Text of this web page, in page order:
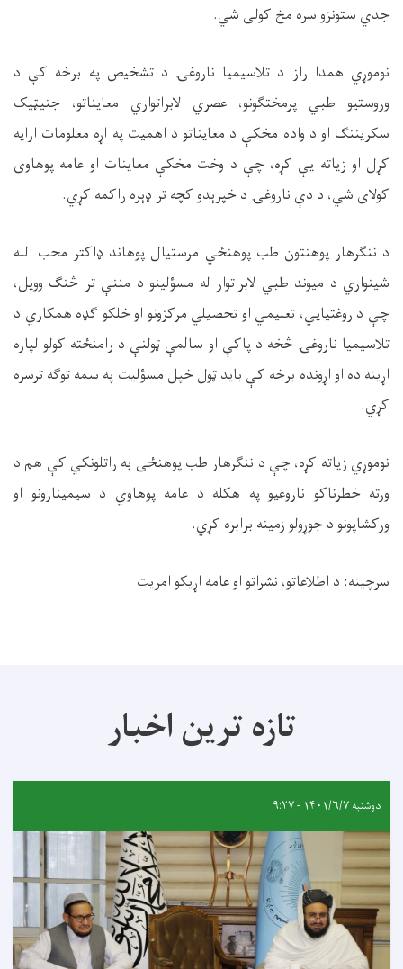
جدي ستونزو سره مخ کولی شي.
نوموړي همدا راز د تلاسیمیا ناروغۍ د تشخیص په برخه کې د
وروستیو طبي پرمختګونو، عصري لابراتواري معایناتو، جنیټیک
سکریننګ او د واده مخکې د معایناتو د اهمیت په اړه معلومات ارایه
کړل او زیاته یې کړه، چې د وخت مخکې معاینات او عامه پوهاوی
کولای شي، د دې ناروغۍ د خپرېدو کچه تر ډېره راکمه کړي.
د ننګرهار پوهنتون طب پوهنځي مرستیال پوهاند ډاکتر محب الله
شینواري د میوند طبي لابراتوار له مسؤلینو د مننې تر څنګ وویل،
چې د روغتیايي، تعلیمي او تحصیلي مرکزونو اوخلکو ګډه همکاري د
تلاسیمیا ناروغۍڅخه د پاکې او سالمې ټولنې د رامنځته کولو لپاره
اړینه ده او اړونده برخه کې باید ټول خپل مسؤلیت په سمه توګه ترسره
کړي.
نوموړي زیاته کړه، چې د ننګرهار طب پوهنځی به راتلونکي کې هم د
ورته خطرناکو ناروغیو په هکله د عامه پوهاوي د سيمینارونو او
ورکشاپونو د جوړولو زمینه برابره کړي.
سرچینه: د اطلاعاتو، نشراتو او عامه اړیکو امریت
تازه ترین اخبار
دوشنبه ۱۴۰۱/۶/۷ - ۹:۲۷